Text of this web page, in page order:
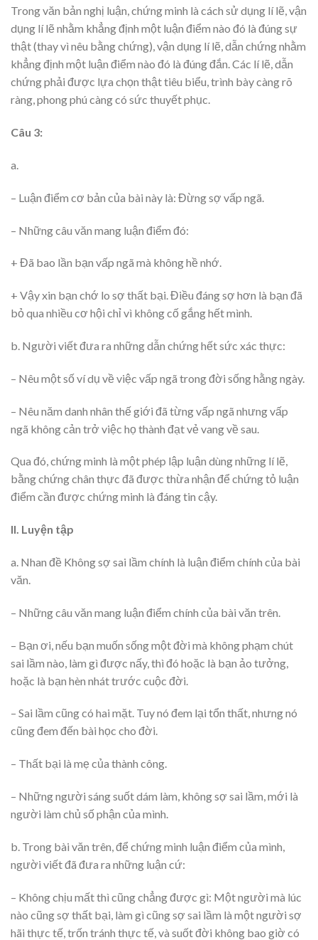
Trong văn bản nghị luận, chứng minh là cách sử dụng lí lẽ, vận
dụng lí lẽ nhằm khẳng định một luận điểm nào đó là đúng sự
thật (thay vì nêu bằng chứng), vận dụng lí lẽ, dẫn chứng nhằm
khẳng định một luận điểm nào đó là đúng đắn. Các lí lẽ, dẫn
chứng phải được lựa chọn thật tiêu biểu, trình bày càng rõ
ràng, phong phú càng có sức thuyết phục.
Câu 3:
a.
– Luận điểm cơ bản của bài này là: Đừng sợ vấp ngã.
– Những câu văn mang luận điểm đó:
+ Đã bao lần bạn vấp ngã mà không hề nhớ.
+ Vậy xin bạn chớ lo sợ thất bại. Điều đáng sợ hơn là bạn đã
bỏ qua nhiều cơ hội chỉ vì không cố gắng hết mình.
b. Người viết đưa ra những dẫn chứng hết sức xác thực:
– Nêu một số ví dụ về việc vấp ngã trong đời sống hằng ngày.
– Nêu năm danh nhân thế giới đã từng vấp ngã nhưng vấp
ngã không cản trở việc họ thành đạt vẻ vang về sau.
Qua đó, chứng minh là một phép lập luận dùng những lí lẽ,
bằng chứng chân thực đã được thừa nhận để chứng tỏ luận
điểm cần được chứng minh là đáng tin cậy.
II. Luyện tập
a. Nhan đề Không sợ sai lầm chính là luận điểm chính của bài
văn.
– Những câu văn mang luận điểm chính của bài văn trên.
– Bạn ơi, nếu bạn muốn sống một đời mà không phạm chút
sai lầm nào, làm gì được nấy, thì đó hoặc là bạn ảo tưởng,
hoặc là bạn hèn nhát trước cuộc đời.
– Sai lầm cũng có hai mặt. Tuy nó đem lại tổn thất, nhưng nó
cũng đem đến bài học cho đời.
– Thất bại là mẹ của thành công.
– Những người sáng suốt dám làm, không sợ sai lầm, mới là
người làm chủ số phận của mình.
b. Trong bài văn trên, để chứng minh luận điểm của mình,
người viết đã đưa ra những luận cứ:
– Không chịu mất thì cũng chẳng được gì: Một người mà lúc
nào cũng sợ thất bại, làm gì cũng sợ sai lầm là một người sợ
hãi thực tế, trốn tránh thực tế, và suốt đời không bao giờ có